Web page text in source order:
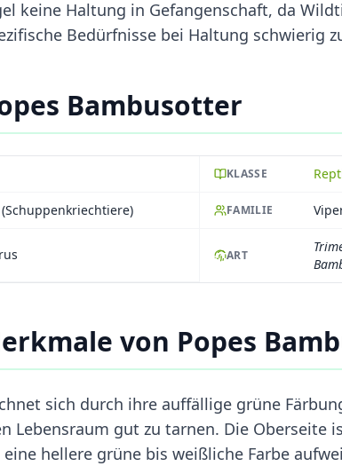
keine Haltung in Gefangenschaft, da
Bedürfnisse bei Haltung schwierig
Bambusotter
KLASSE
FAMILIE
ART
von Popes
sich durch ihre auffällige grüne
Lebensraum gut zu tarnen. Die Oberseite
hellere grüne bis weißliche Farbe